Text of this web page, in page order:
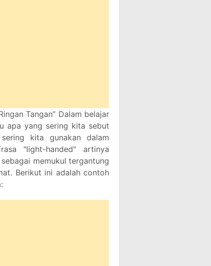
Tangan” Dalam belajar
apa yang sering kita sebut
kita gunakan dalam
"light-handed" artinya
memukul tergantung
Berikut ini adalah contoh